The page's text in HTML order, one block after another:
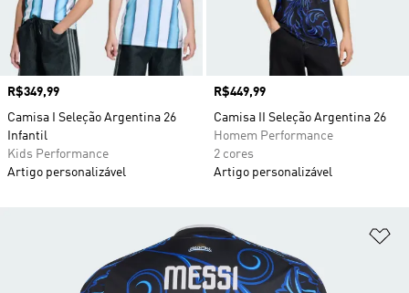
Preço
R$349,99
Camisa I Seleção Argentina 26
Infantil
Kids Performance
Artigo personalizável
Preço
R$449,99
Camisa II Seleção Argentina 26
Homem Performance
2 cores
Artigo personalizável